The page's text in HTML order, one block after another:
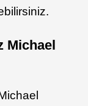
Michael